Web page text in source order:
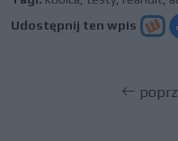
Udostępnij ten wpis